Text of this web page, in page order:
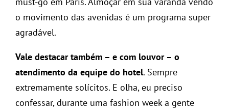
o movimento das avenidas é um programa super
agradável.
Vale destacar também – e com louvor – o
atendimento da equipe do hotel. Sempre
extremamente solícitos. E olha, eu preciso
confessar, durante uma fashion week a gente